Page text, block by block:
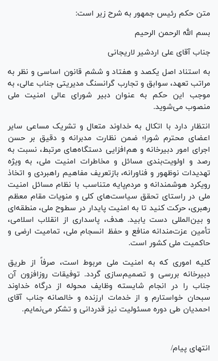
متن حکم رئیس جمهور به شرح زیر است:
بسم الله الرحمن الرحیم
جناب آقای علی اردشیر لاریجانی
به استناد اصل یکصد و هفتاد و ششم قانون اساسی و نظر به
مراتب تعهد، سوابق و تجارب گرانسنگ مدیریتی جناب عالی، به
موجب این حکم به عنوان دبیر شورای عالی امنیت ملی
منصوب می‌شوید.
انتظار دارد با اتکال به خداوند متعال و تشریک مساعی سایر
اعضای محترم شورا؛ ضمن نظارت مدبرانه و دقیق بر حسن
اجرای امور دبیرخانه و هم‌افزایی دستگاه‌های مرتبط، نسبت به
رصد و اولویت‌بندی مسائل و مخاطرات امنیت ملی، به ویژه
تهدیدات نوظهور و فناورانه، بازتعریف مفاهیم راهبردی و اتخاذ
رویکرد هوشمندانه و مردم‌پایه متناسب با نظام مسائل امنیت
ملی در راستای تحقق سیاست‌های کلی و منویات مقام معظم
رهبری، حرکت کنید تا به امنیت پایدار در سطوح ملی، منطقه‌ای
و بین‌المللی دست یابید. هدف، پاسداری از انقلاب اسلامی،
تأمین عزت‌مندانه منافع و حفظ انسجام ملی، تمامیت ارضی و
حاکمیت ملی کشور است.
کلیه اموری که به امنیت ملی مربوط است، صرفاً از طریق
دبیرخانه بررسی و تصمیم‌سازی گردد. توفیقات روزافزون آن
جناب را در انجام شایسته وظایف محوله از درگاه خداوند
سبحان خواستارم و از خدمات ارزنده و خالصانه جناب آقای
احمدیان طی دوره مسئولیت نیز قدردانی و تشکر می‌نمایم.
انتهای پیام/